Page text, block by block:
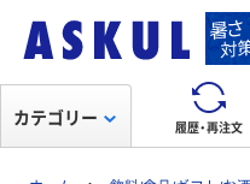
履歴・再注文
カテゴリー